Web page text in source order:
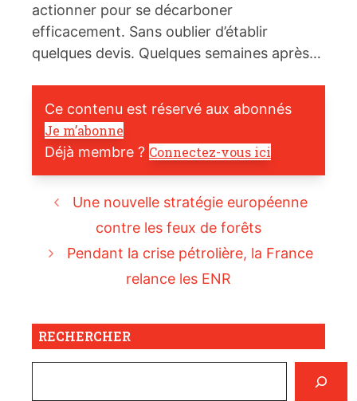
actionner pour se décarboner
efficacement. Sans oublier d’établir
quelques devis. Quelques semaines après…
Ce contenu est réservé aux abonnés
Je m’abonne
Déjà membre ? Connectez-vous ici
Une nouvelle stratégie européenne
contre les feux de forêts
Pendant la crise pétrolière, la France
relance les ENR
RECHERCHER